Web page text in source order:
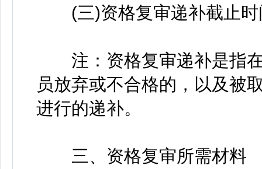
(三)资格复审递补截止时
注：资格复审递补是指在
员放弃或不合格的，以及被
进行的递补。
三、资格复审所需材料